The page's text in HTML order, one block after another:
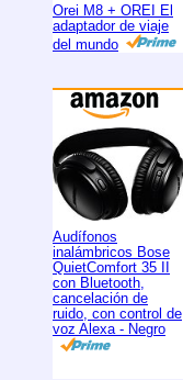
Orei M8 + OREI El
adaptador de viaje
del mundo
Audífonos
inalámbricos Bose
QuietComfort 35 II
con Bluetooth,
cancelación de
ruido, con control de
voz Alexa - Negro